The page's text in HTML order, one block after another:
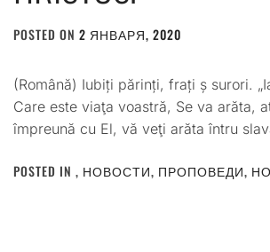
POSTED ON 2 ЯНВАРЯ, 2020
(Română) Iubiți părinți, frați ș surori.
Care este viaţa voastră, Se va arăta,
împreună cu El, vă veţi arăta întru
POSTED IN , НОВОСТИ, ПРОПОВЕДИ,